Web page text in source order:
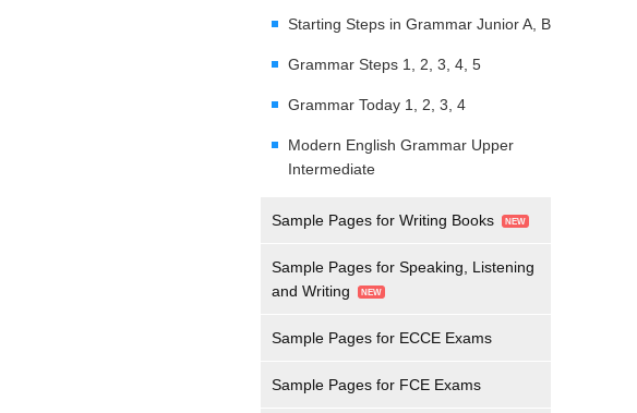
Starting Steps in Grammar Junior A, B
Grammar Steps 1, 2, 3, 4, 5
Grammar Today 1, 2, 3, 4
Modern English Grammar Upper
Intermediate
Sample Pages for Writing Books
Sample Pages for Speaking, Listening
and Writing
Sample Pages for ECCE Exams
Sample Pages for FCE Exams